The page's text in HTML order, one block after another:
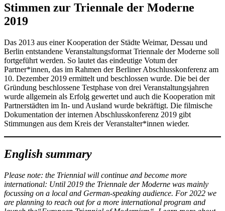
Stimmen zur Triennale der Moderne
2019
Das 2013 aus einer Kooperation der Städte Weimar, Dessau und
Berlin entstandene Veranstaltungsformat Triennale der Moderne soll
fortgeführt werden. So lautet das eindeutige Votum der
Partner*innen, das im Rahmen der Berliner Abschlusskonferenz am
10. Dezember 2019 ermittelt und beschlossen wurde. Die bei der
Gründung beschlossene Testphase von drei Veranstaltungsjahren
wurde allgemein als Erfolg gewertet und auch die Kooperation mit
Partnerstädten im In- und Ausland wurde bekräftigt. Die filmische
Dokumentation der internen Abschlusskonferenz 2019 gibt
Stimmungen aus dem Kreis der Veranstalter*innen wieder.
English summary
Please note: the Triennial will continue and become more
international: Until 2019 the Triennale der Moderne was mainly
focussing on a local and German-speaking audience. For 2022 we
are planning to reach out for a more international program and